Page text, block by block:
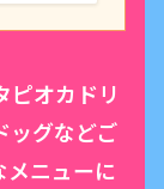
オカドリ
ッグなどご
メニューに